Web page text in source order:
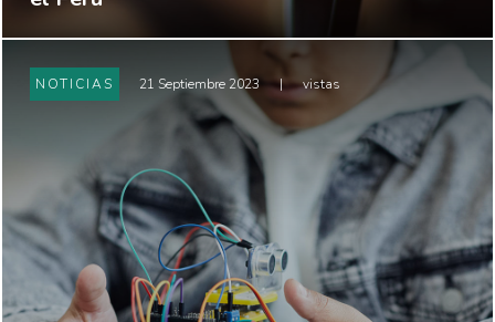
NOTICIAS 21 Septiembre 2023 | vistas